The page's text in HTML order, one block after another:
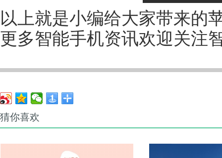
以上就是小编给大家带来的
更多智能手机资讯欢迎关注
猜你喜欢